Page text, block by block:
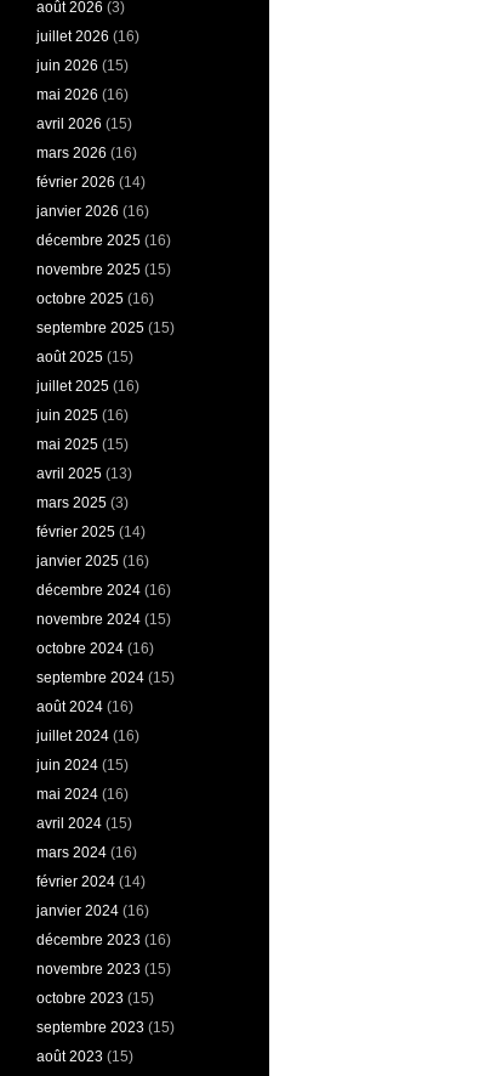
août 2026 (3)
juillet 2026 (16)
juin 2026 (15)
mai 2026 (16)
avril 2026 (15)
mars 2026 (16)
février 2026 (14)
janvier 2026 (16)
décembre 2025 (16)
novembre 2025 (15)
octobre 2025 (16)
septembre 2025 (15)
août 2025 (15)
juillet 2025 (16)
juin 2025 (16)
mai 2025 (15)
avril 2025 (13)
mars 2025 (3)
février 2025 (14)
janvier 2025 (16)
décembre 2024 (16)
novembre 2024 (15)
octobre 2024 (16)
septembre 2024 (15)
août 2024 (16)
juillet 2024 (16)
juin 2024 (15)
mai 2024 (16)
avril 2024 (15)
mars 2024 (16)
février 2024 (14)
janvier 2024 (16)
décembre 2023 (16)
novembre 2023 (15)
octobre 2023 (15)
septembre 2023 (15)
août 2023 (15)